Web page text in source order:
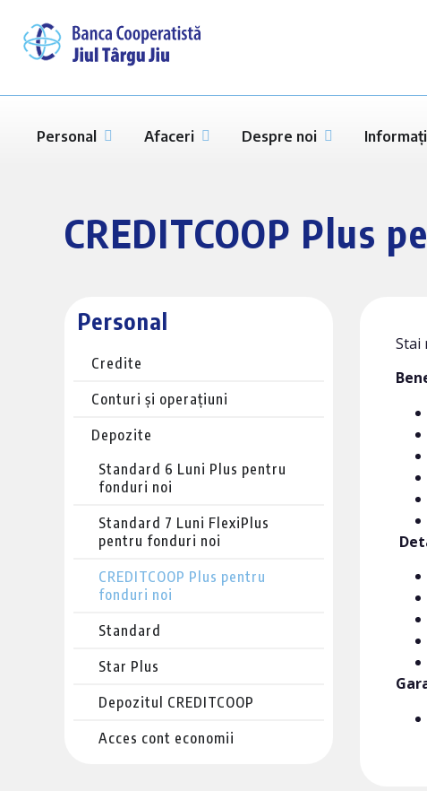
Personal Afaceri Despre noi
CREDITCOOP Plus
Personal
Credite
Conturi și operațiuni
Depozite
Standard 6 Luni Plus pentru
fonduri noi
Standard 7 Luni FlexiPlus
pentru fonduri noi
CREDITCOOP Plus pentru
fonduri noi
Standard
Star Plus
Depozitul CREDITCOOP
Acces cont economii
Stai